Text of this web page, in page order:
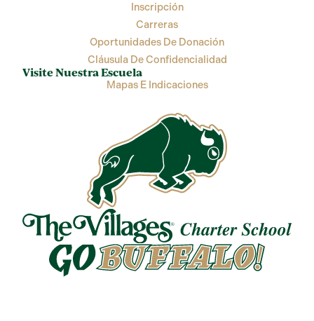
Inscripción
Carreras
Oportunidades De Donación
Cláusula De Confidencialidad
Visite Nuestra Escuela
Mapas E Indicaciones